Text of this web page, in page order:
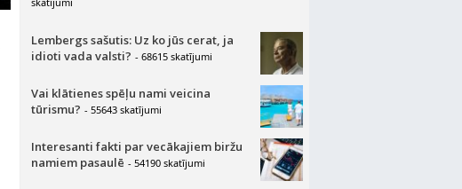
Lembergs sašutis: Uz ko jūs cerat, ja
idioti vada valsti? - 68615 skatījumi
Vai klātienes spēļu nami veicina
tūrismu? - 55643 skatījumi
Interesanti fakti par vecākajiem biržu
namiem pasaulē - 54190 skatījumi